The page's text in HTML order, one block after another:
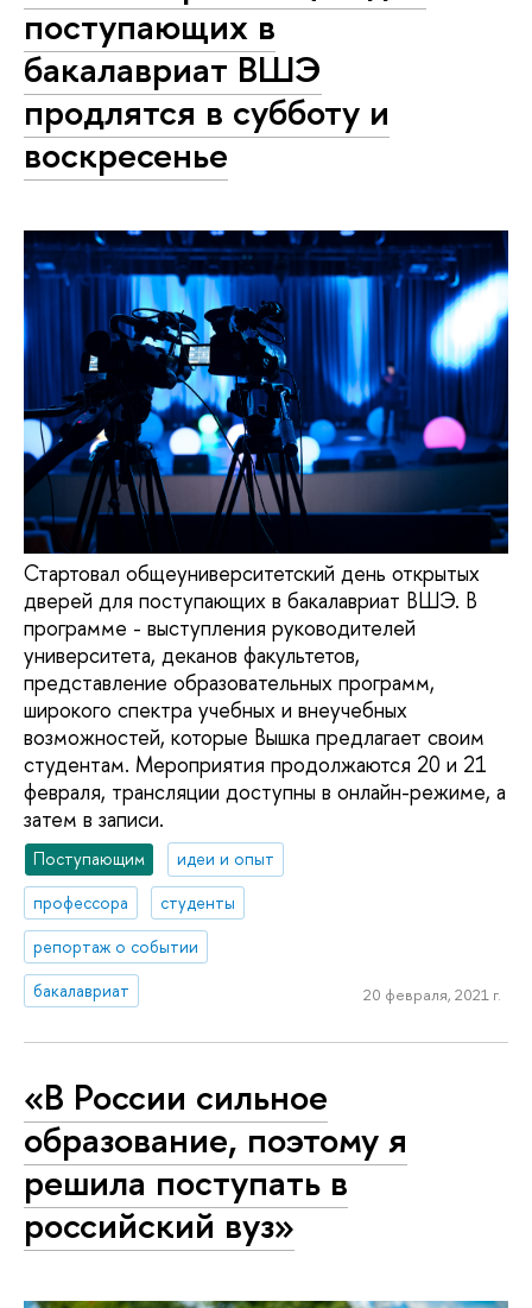
поступающих в
бакалавриат ВШЭ
продлятся в субботу и
воскресенье
Стартовал общеуниверситетский день открытых
дверей для поступающих в бакалавриат ВШЭ. В
программе - выступления руководителей
университета, деканов факультетов,
представление образовательных программ,
широкого спектра учебных и внеучебных
возможностей, которые Вышка предлагает своим
студентам. Мероприятия продолжаются 20 и 21
февраля, трансляции доступны в онлайн-режиме, а
затем в записи.
Поступающим
идеи и опыт
профессора
студенты
репортаж о событии
бакалавриат
20 февраля, 2021 г.
«В России сильное
образование, поэтому я
решила поступать в
российский вуз»